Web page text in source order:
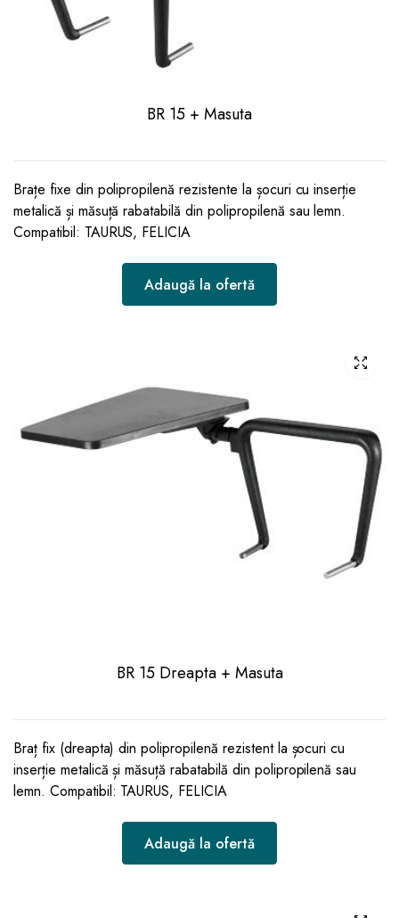
BR 15 + Masuta
Brațe fixe din polipropilenă rezistente la șocuri cu inserție
metalică și măsuță rabatabilă din polipropilenă sau lemn.
Compatibil: TAURUS, FELICIA
Adaugă la ofertă
BR 15 Dreapta + Masuta
Braț fix (dreapta) din polipropilenă rezistent la șocuri cu
inserție metalică și măsuță rabatabilă din polipropilenă sau
lemn. Compatibil: TAURUS, FELICIA
Adaugă la ofertă